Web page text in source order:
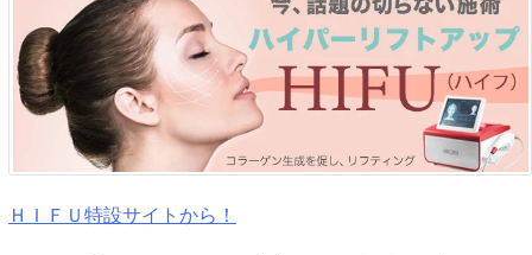
ＨＩＦＵ特設サイトから！